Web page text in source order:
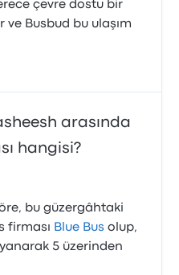
çevre dostu bir
Busbud bu ulaşım
arasında
hangisi?
bu güzergâhtaki
firması Blue Bus olup,
5 üzerinden